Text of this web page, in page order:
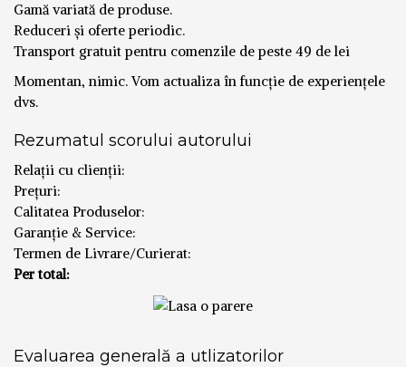
Gamă variată de produse.
Reduceri și oferte periodic.
Transport gratuit pentru comenzile de peste 49 de lei
Momentan, nimic. Vom actualiza în funcție de experiențele
dvs.
Rezumatul scorului autorului
Relații cu clienții:
Prețuri:
Calitatea Produselor:
Garanție & Service:
Termen de Livrare/Curierat:
Per total:
Evaluarea generală a utlizatorilor